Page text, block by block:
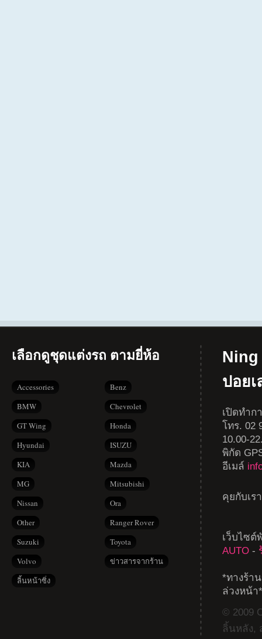
เลือกดูชุดแต่งรถ ตามยี่ห้อ
Accessories
Benz
BMW
Chevrolet
GT Wing
Honda
Hyundai
ISUZU
KIA
Mazda
MG
Mitsubishi
Nissan
Ora
Other
Ranger Rover
Suzuki
Toyota
Volvo
ข่าวสารจากร้าน
ลิ้นหน้าซิ่ง
Ning
ปอย
เปิดทำก
โทร. 02
10.00-
พิกัด
อีเมล์
คุยกับเร
เว็บไซ
AUTO -
*ทางร้า
ล่วงหน้า*
© 2009
ลิ้นหลัง,